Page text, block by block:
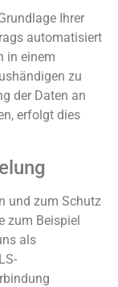
Ihrer
automatisiert
in einem
zu
der Daten an
erfolgt dies
und zum Schutz
zum Beispiel
als